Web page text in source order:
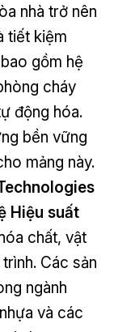
nhà trở nên
tiết kiệm
gồm hệ
cháy
động hóa.
bền vững
mảng này.
Hiệu suất
chất, vật
Các sản
ngành
và các